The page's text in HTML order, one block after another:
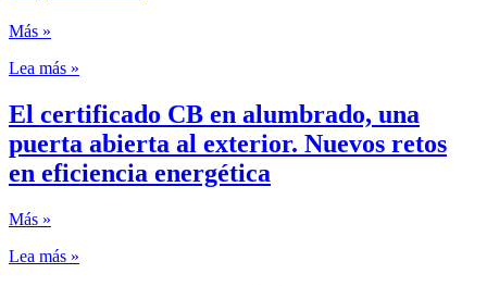
Más »
Lea más »
El certificado CB en alumbrado, una
puerta abierta al exterior. Nuevos retos
en eficiencia energética
Más »
Lea más »